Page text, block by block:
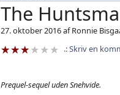
The
27. oktober 2016 af Ronnie
Skriv en
Prequel-sequel uden Snehvide.